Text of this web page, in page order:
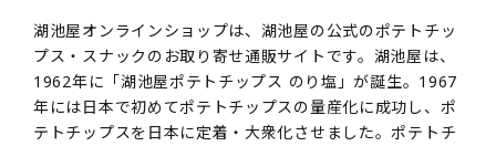
湖池屋オンラインショップは、湖池屋の公式のポテトチッ
プス・スナックのお取り寄せ通販サイトです。湖池屋は、
1962年に「湖池屋ポテトチップス のり塩」が誕生。1967
年には日本で初めてポテトチップスの量産化に成功し、ポ
テトチップスを日本に定着・大衆化させました。ポテトチ